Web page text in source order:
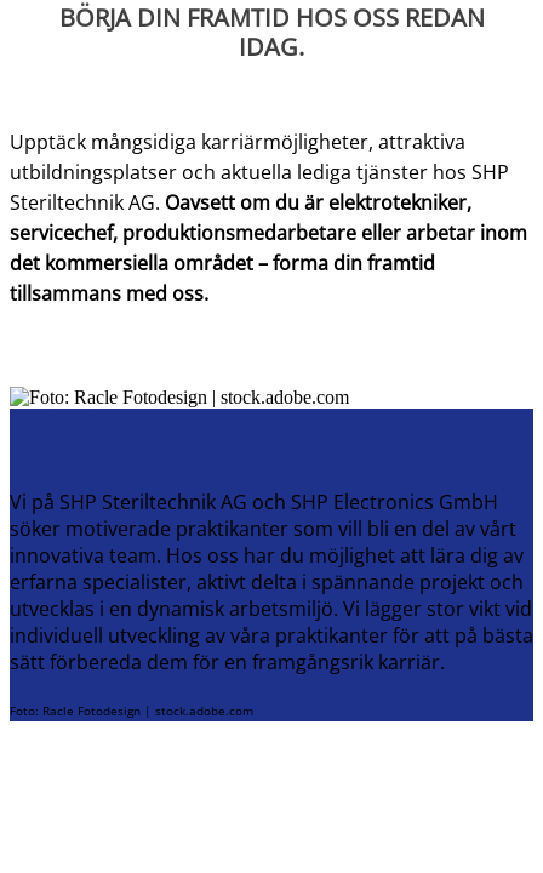
BÖRJA DIN FRAMTID HOS OSS REDAN
IDAG.
Upptäck mångsidiga karriärmöjligheter, attraktiva
utbildningsplatser och aktuella lediga tjänster hos SHP
Steriltechnik AG. Oavsett om du är elektrotekniker,
servicechef, produktionsmedarbetare eller arbetar inom
det kommersiella området – forma din framtid
tillsammans med oss.
Vi på SHP Steriltechnik AG och SHP Electronics GmbH
söker motiverade praktikanter som vill bli en del av vårt
innovativa team. Hos oss har du möjlighet att lära dig av
erfarna specialister, aktivt delta i spännande projekt och
utvecklas i en dynamisk arbetsmiljö. Vi lägger stor vikt vid
individuell utveckling av våra praktikanter för att på bästa
sätt förbereda dem för en framgångsrik karriär.
Foto: Racle Fotodesign | stock.adobe.com